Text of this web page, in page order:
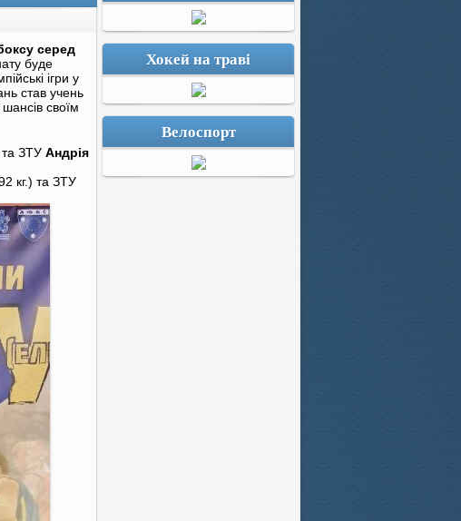
серед
буде
ігри у
став учень
своїм
та ЗТУ Андрія
кг.) та ЗТУ
Хокей на траві
Велоспорт